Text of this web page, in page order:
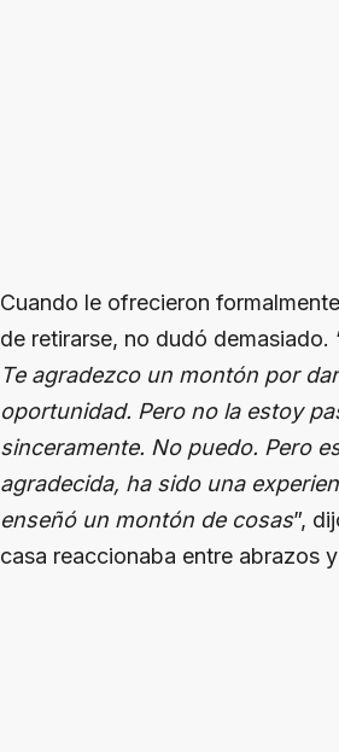
Cuando le ofrecieron
de retirarse, no dudó demasiado.
Te agradezco un montón por
oportunidad. Pero no la estoy
sinceramente. No puedo. Pero
agradecida, ha sido una
enseñó un montón de cosas”,
casa reaccionaba entre abrazos